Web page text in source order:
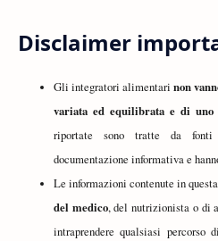
Disclaimer
Gli integratori alimentarinon
variata ed equilibrata e di
riportate sono tratte da
documentazione informativa e
Le informazioni contenute in
del medico, del nutrizionista o di
intraprendere qualsiasi